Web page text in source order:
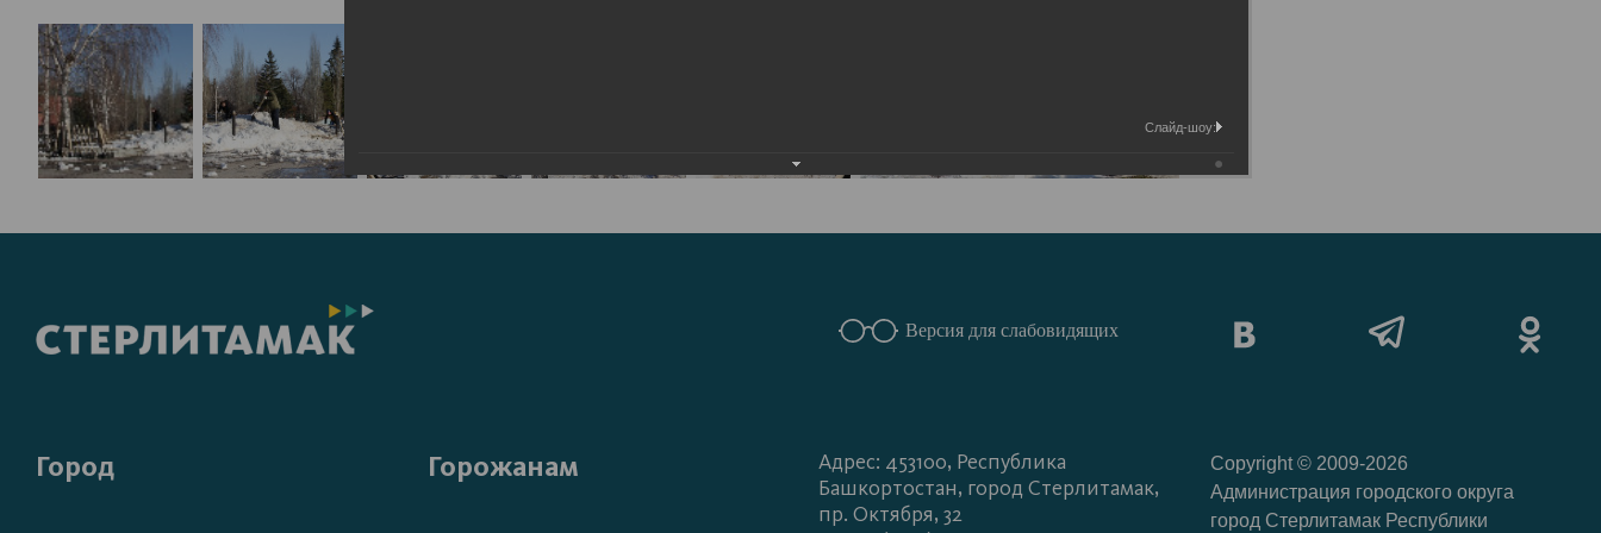
Версия для слабовидящих
Город Горожанам
Адрес: 453100, Республика
Башкортостан, город Стерлитамак,
пр. Октября, 32
Copyright © 2009-2026
Администрация городского округа
город Стерлитамак Республики
Слайд-шоу: